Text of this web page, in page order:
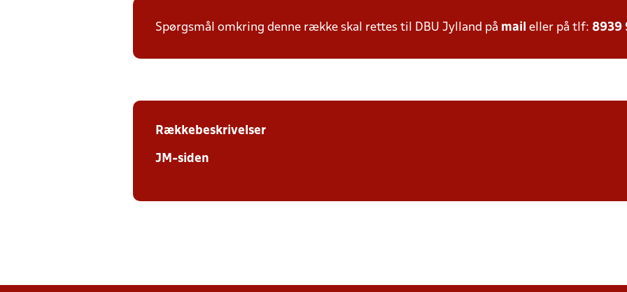
Spørgsmål omkring denne række skal rettes til DBU Jylland på mail eller på tlf: 8939
Rækkebeskrivelser
JM-siden